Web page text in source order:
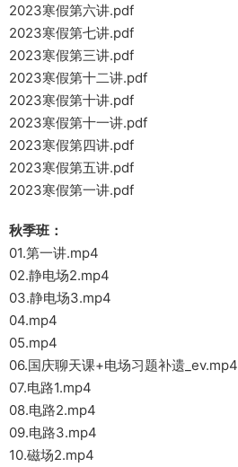
2023寒假第六讲.pdf
2023寒假第七讲.pdf
2023寒假第三讲.pdf
2023寒假第十二讲.pdf
2023寒假第十讲.pdf
2023寒假第十一讲.pdf
2023寒假第四讲.pdf
2023寒假第五讲.pdf
2023寒假第一讲.pdf
秋季班：
01.第一讲.mp4
02.静电场2.mp4
03.静电场3.mp4
04.mp4
05.mp4
06.国庆聊天课+电场习题补遗_ev.mp4
07.电路1.mp4
08.电路2.mp4
09.电路3.mp4
10.磁场2.mp4